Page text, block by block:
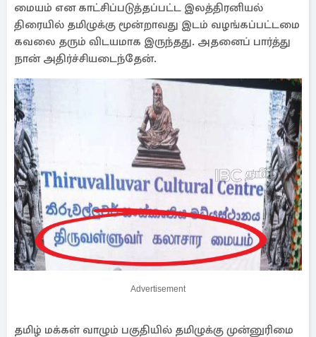
மையம் என காட்சிப்படுத்தப்பட்ட இலத்திரனியல்
திரையில் தமிழுக்கு மூன்றாவது இடம் வழங்கப்பட்டமை
கவலை தரும் விடயமாக இருந்தது. அதனைப் பார்த்து
நான் அதிர்ச்சியடைந்தேன்.
Advertisement
தமிழ் மக்கள் வாழும் பகுதியில் தமிழுக்கு முன்னுரிமை